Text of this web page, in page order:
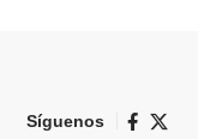
Síguenos